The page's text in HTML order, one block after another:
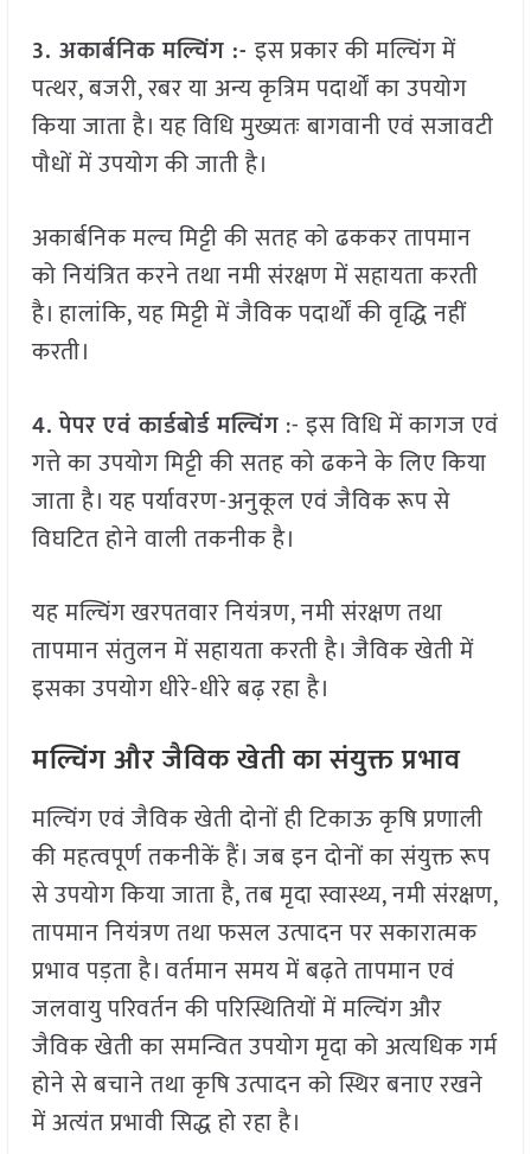
3. अकार्बनिक मल्चिंग :-इस प्रकार की मल्चिंग में
पत्थर, बजरी, रबर या अन्य कृत्रिम पदार्थों का उपयोग
किया जाता है। यह विधि मुख्यतः बागवानी एवं सजावटी
पौधों में उपयोग की जाती है।
अकार्बनिक मल्च मिट्टी की सतह को ढककर तापमान
को नियंत्रित करने तथा नमी संरक्षण में सहायता करती
है। हालांकि, यह मिट्टी में जैविक पदार्थों की वृद्धि नहीं
करती।
4.पेपर एवं कार्डबोर्ड मल्चिंग :- इस विधि में कागज एवं
गत्ते का उपयोग मिट्टी की सतह को ढकने के लिए किया
जाता है। यह पर्यावरण-अनुकूल एवं जैविक रूप से
विघटित होने वाली तकनीक है।
यह मल्चिंग खरपतवार नियंत्रण, नमी संरक्षण तथा
तापमान संतुलन में सहायता करती है। जैविक खेती में
इसका उपयोग धीरे-धीरे बढ़ रहा है।
मल्चिंग और जैविक खेती का संयुक्त प्रभाव
मल्चिंग एवं जैविक खेती दोनों ही टिकाऊ कृषि प्रणाली
की महत्वपूर्ण तकनीकें हैं। जब इन दोनों का संयुक्त रूप
से उपयोग किया जाता है, तब मृदा स्वास्थ्य, नमी संरक्षण,
तापमान नियंत्रण तथा फसल उत्पादन पर सकारात्मक
प्रभाव पड़ता है। वर्तमान समय में बढ़ते तापमान एवं
जलवायु परिवर्तन की परिस्थितियों में मल्चिंग और
जैविक खेती का समन्वित उपयोग मृदा को अत्यधिक गर्म
होने से बचाने तथा कृषि उत्पादन को स्थिर बनाए रखने
में अत्यंत प्रभावी सिद्ध हो रहा है।